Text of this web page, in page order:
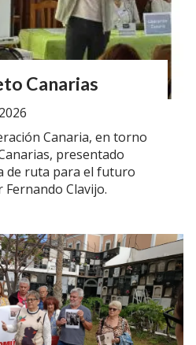
Canarias
Canaria, en torno
presentado
de ruta para el futuro
Clavijo.